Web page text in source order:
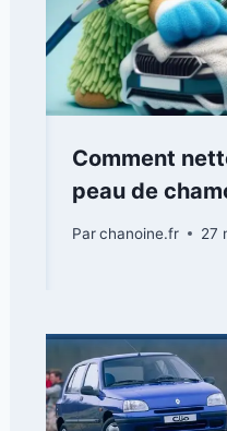
Comment
peau de
Parchanoine.fr 27